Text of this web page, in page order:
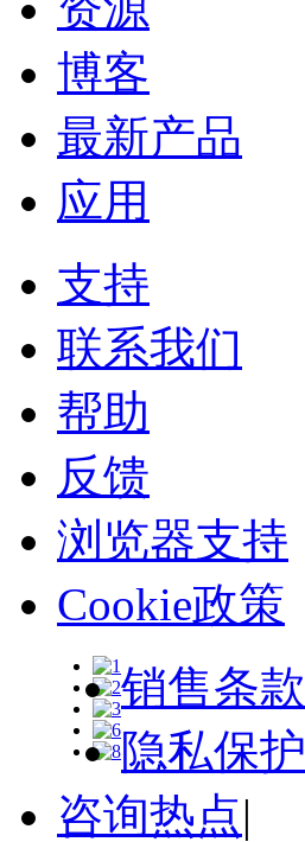
博客
最新产品
应用
支持
联系我们
帮助
反馈
浏览器支持
Cookie政策
销售条款
隐私保护
咨询热点|